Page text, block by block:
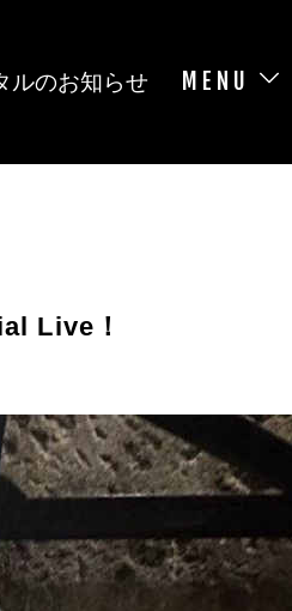
ルのお知らせ MENU
Live！